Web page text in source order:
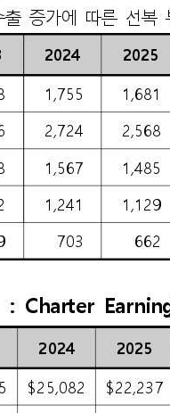
출 증가에 따른 선복
2024 2025
1,755 1,681
2,724 2,568
1,567 1,485
1,241 1,129
703 662
: Charter
2024 2025
$25,082 $22,237